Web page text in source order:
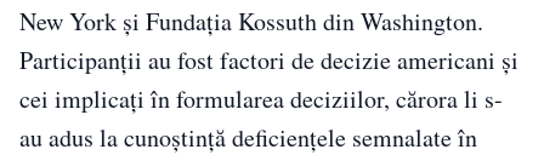
New York și Fundația Kossuth din Washington.
Participanții au fost factori de decizie americani și
cei implicați în formularea deciziilor, cărora li s-
au adus la cunoștință deficiențele semnalate în